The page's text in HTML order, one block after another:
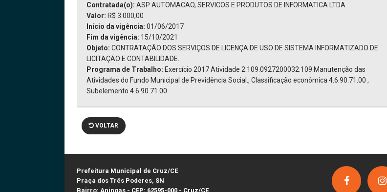
Contratada(o): ASP AUTOMACAO, SERVICOS E PRODUTOS DE INFORMATICA LTDA
Valor: R$ 3.000,00
Início da vigência: 01/06/2017
Fim da vigência: 15/10/2021
Objeto: CONTRATAÇÃO DOS SERVIÇOS DE LICENÇA DE USO DE SISTEMA INFORMATIZADO DE
LICITAÇÃO E CONTABILIDADE.
Programa de Trabalho: Exercício 2017 Atividade 2.109.0927200032.109.Manutenção das
Atividades do Fundo Municipal de Previdência Social., Classificação econômica 4.6.90.71.00 ,
Subelemento 4.6.90.71.00
VOLTAR
Prefeitura Municipal de Cruz/CE
Praça dos Três Poderes, SN
Bairro: Aningas - CEP: 62595-000 - Cruz/CE